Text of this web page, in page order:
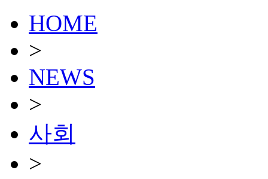
HOME
>
NEWS
>
사회
>